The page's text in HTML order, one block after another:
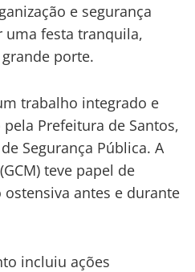
e segurança
festa tranquila,
porte.
trabalho integrado e
Prefeitura de Santos,
Segurança Pública. A
teve papel de
antes e durante
incluiu ações